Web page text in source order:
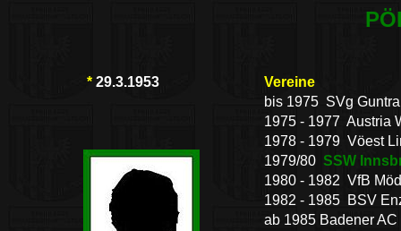
* 29.3.1953
Vereine
bis 1975 SVg
1975 - 1977 Austria
1978 - 1979 Vöest
1979/80 SSW
1980 - 1982 VfB
1982 - 1985 BSV
ab 1985 Badener AC